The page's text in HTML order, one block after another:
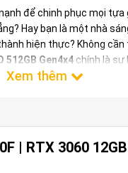
để chinh phục mọi tựa
Hay bạn là một nhà
hiện thực? Không cần
512GB Gen4x4 chính là sự
Với cấu hình được tối
| RTX 3060